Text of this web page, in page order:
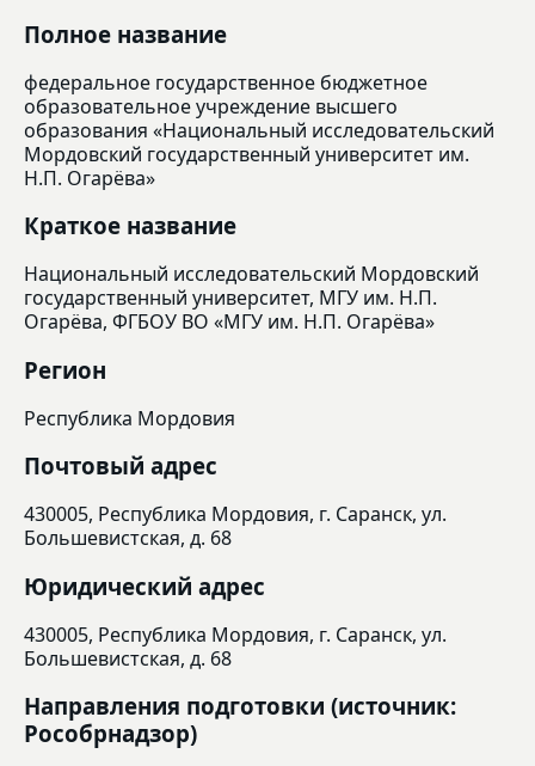
Полное название
федеральное государственное бюджетное
образовательное учреждение высшего
образования «Национальный исследовательский
Мордовский государственный университет им.
Н.П. Огарёва»
Краткое название
Национальный исследовательский Мордовский
государственный университет, МГУ им. Н.П.
Огарёва, ФГБОУ ВО «МГУ им. Н.П. Огарёва»
Регион
Республика Мордовия
Почтовый адрес
430005, Республика Мордовия, г. Саранск, ул.
Большевистская, д. 68
Юридический адрес
430005, Республика Мордовия, г. Саранск, ул.
Большевистская, д. 68
Направления подготовки (источник:
Рособрнадзор)